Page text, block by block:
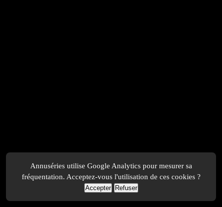
Annuséries utilise Google Analytics pour mesurer sa
fréquentation. Acceptez-vous l'utilisation de ces cookies ?
Accepter Refuser